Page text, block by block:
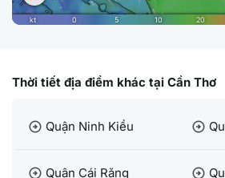
Thời tiết địa điểm khác tại Cần Thơ
arrow_circle_right Quận Ninh Kiều arrow_circle_right
arrow_circle_right Quận Cái Răng arrow_circle_right